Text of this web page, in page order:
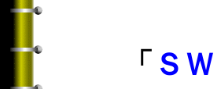
「 Ｓ